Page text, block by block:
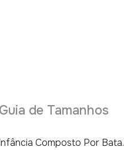
Guia de Tamanhos
Composto Por Bata.